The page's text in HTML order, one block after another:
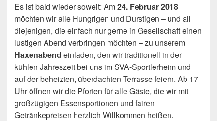
Es ist bald wieder soweit: Am24. Februar 2018
möchten wir alle Hungrigen und Durstigen – und all
diejenigen, die einfach nur gerne in Gesellschaft einen
lustigen Abend verbringen möchten – zu unserem
Haxenabend einladen, den wir traditionell in der
kühlen Jahreszeit bei uns im SVA-Sportlerheim und
auf der beheizten, überdachten Terrasse feiern. Ab 17
Uhr öffnen wir die Pforten für alle Gäste, die wir mit
großzügigen Essensportionen und fairen
Getränkepreisen herzlich Willkommen heißen.